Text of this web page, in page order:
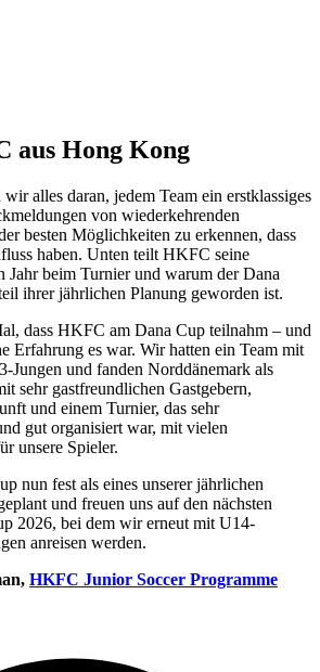
aus Hong Kong
alles daran, jedem Team ein erstklassiges
von wiederkehrenden
besten Möglichkeiten zu erkennen, dass
haben. Unten teilt HKFC seine
Jahr beim Turnier und warum der Dana
ihrer jährlichen Planung geworden ist.
dass HKFC am Dana Cup teilnahm – und
Erfahrung es war. Wir hatten ein Team mit
Jungen und fanden Norddänemark als
sehr gastfreundlichen Gastgebern,
und einem Turnier, das sehr
gut organisiert war, mit vielen
unsere Spieler.
nun fest als eines unserer jährlichen
und freuen uns auf den nächsten
2026, bei dem wir erneut mit U14-
anreisen werden.
HKFC Junior Soccer Programme